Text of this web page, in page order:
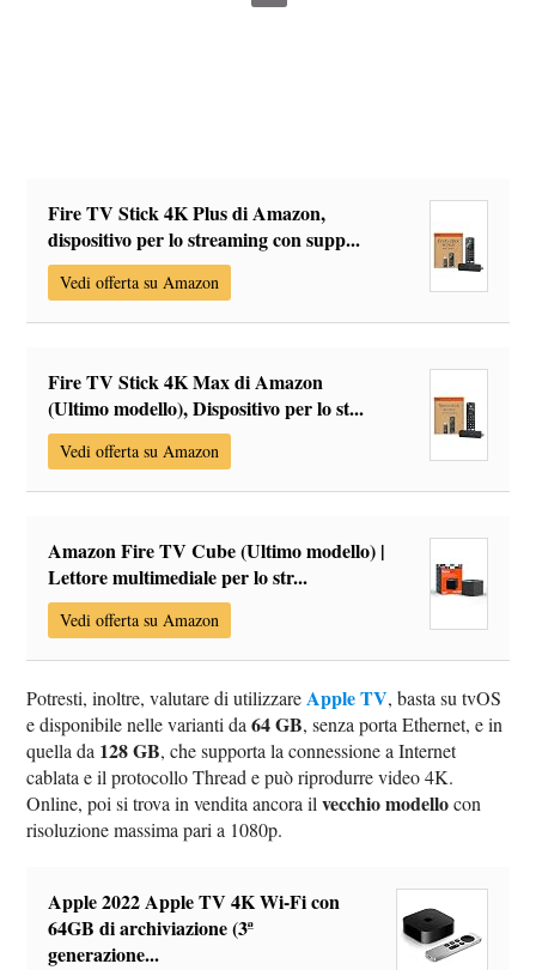
Fire TV Stick 4K Plus di Amazon,
dispositivo per lo streaming con supp...
Vedi offerta su Amazon
Fire TV Stick 4K Max di Amazon
(Ultimo modello), Dispositivo per lo st...
Vedi offerta su Amazon
Amazon Fire TV Cube (Ultimo modello) |
Lettore multimediale per lo str...
Vedi offerta su Amazon
Potresti, inoltre, valutare di utilizzare Apple TV, basta su tvOS
e disponibile nelle varianti da64 GB, senza porta Ethernet, e in
quella da 128 GB, che supporta la connessione a Internet
cablata e il protocollo Thread e può riprodurre video 4K.
Online, poi si trova in vendita ancora ilvecchio modellocon
risoluzione massima pari a 1080p.
Apple 2022 Apple TV 4K Wi‑Fi con
64GB di archiviazione (3ª
generazione...